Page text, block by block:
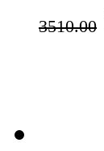
3510.00